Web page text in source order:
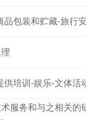
品包装和贮藏-旅行
供培训-娱乐-文体活
服务和与之相关的